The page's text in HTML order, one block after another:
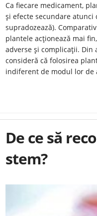
Ca fiecare medicament,
şi efecte secundare atunci
supradozează).
plantele acţionează mai
adverse şi complicaţii. Din
consideră că folosirea
indiferent de modul lor de
De ce să
stem?